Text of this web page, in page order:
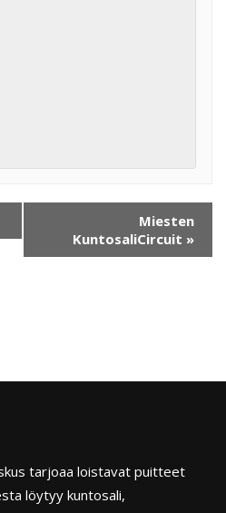
Miesten
KuntosaliCircuit »
tarjoaa loistavat puitteet
löytyy kuntosali,